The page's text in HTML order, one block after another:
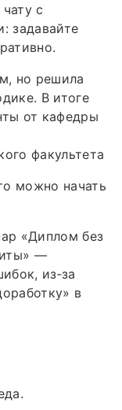
с
задавайте
но решила
В итоге
от кафедры
факультета
можно начать
«Диплом без
—
из‑за
в